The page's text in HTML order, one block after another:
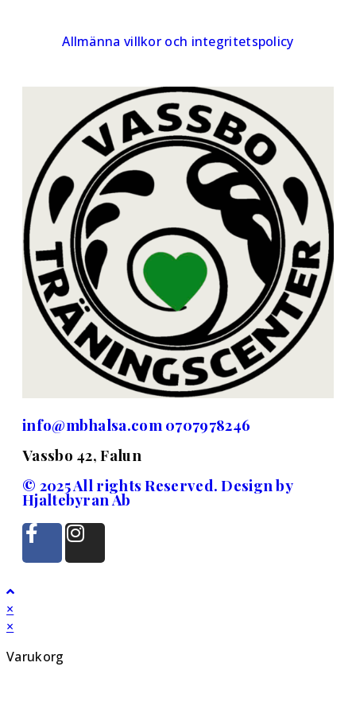
Allmänna villkor och integritetspolicy
info@mbhalsa.com 0707978246
Vassbo 42, Falun
© 2025 All rights Reserved. Design by
Hjaltebyran Ab
×
×
Varukorg